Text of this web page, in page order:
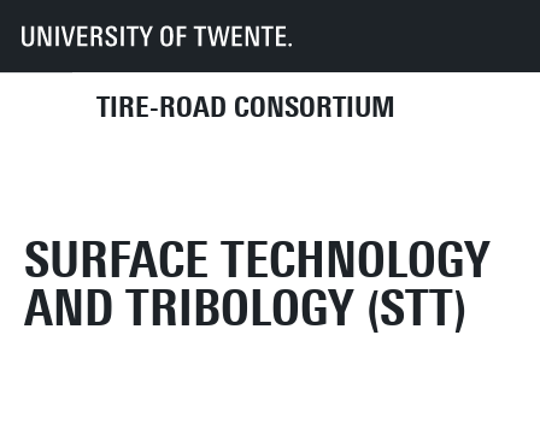
TIRE-ROAD CONSORTIUM
UT Faculteiten ET TRC
Surface Technology and Tribology (STT)
SURFACE TECHNOLOGY
AND TRIBOLOGY (STT)